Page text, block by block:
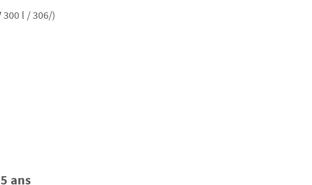
300 l / 306/)
ans